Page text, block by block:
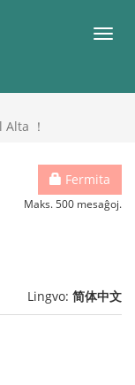
！
Fermita
Maks. 500 mesaĝoj.
Lingvo: 简体中文